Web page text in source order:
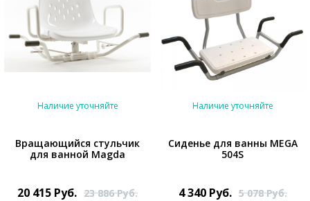
*}
Наличие уточняйте
Вращающийся стульчик
для ванной Magda
20 415 Руб. 23 886Руб.
Наличие уточняйте
Сиденье для ванны MEGA
504S
4 340 Руб. 5 078Руб.